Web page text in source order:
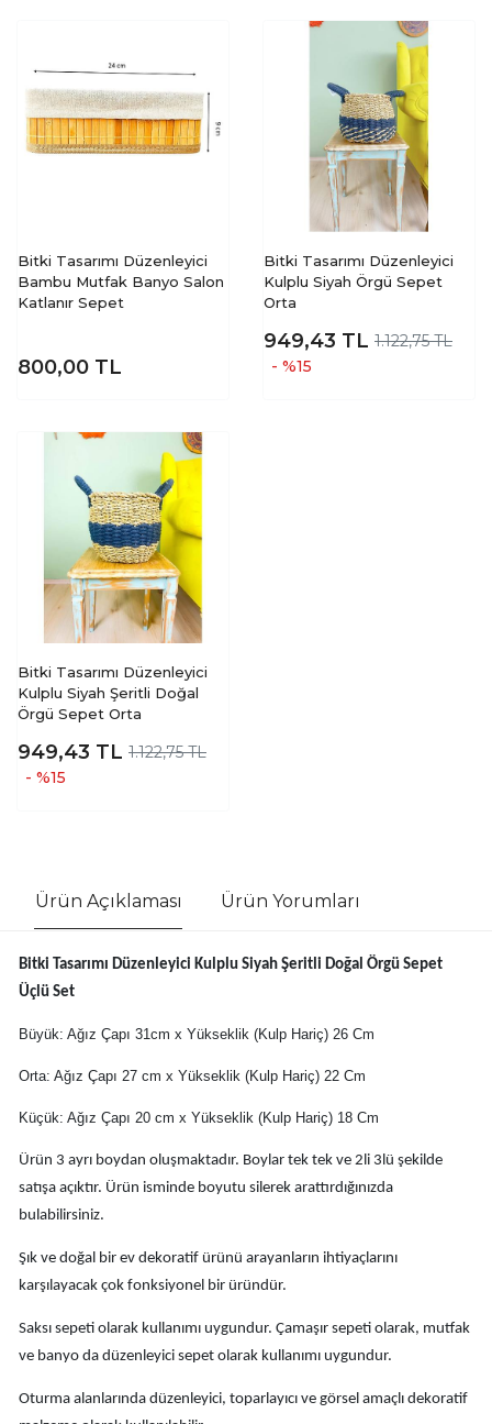
Bitki Tasarımı Düzenleyici
Bambu Mutfak Banyo Salon
Katlanır Sepet
800,00 TL
Bitki Tasarımı Düzenleyici
Kulplu Siyah Örgü Sepet
Orta
949,43 TL 1.122,75 TL
- %15
Bitki Tasarımı Düzenleyici
Kulplu Siyah Şeritli Doğal
Örgü Sepet Orta
949,43 TL 1.122,75 TL
- %15
Ürün Açıklaması Ürün Yorumları
Bitki Tasarımı Düzenleyici Kulplu Siyah Şeritli Doğal Örgü Sepet
Üçlü Set
Büyük: Ağız Çapı 31cm x Yükseklik (Kulp Hariç) 26 Cm
Orta: Ağız Çapı 27 cm x Yükseklik (Kulp Hariç) 22 Cm
Küçük: Ağız Çapı 20 cm x Yükseklik (Kulp Hariç) 18 Cm
Ürün 3 ayrı boydan oluşmaktadır. Boylar tek tek ve 2li 3lü şekilde
satışa açıktır. Ürün isminde boyutu silerek arattırdığınızda
bulabilirsiniz.
Şık ve doğal bir ev dekoratif ürünü arayanların ihtiyaçlarını
karşılayacak çok fonksiyonel bir üründür.
Saksı sepeti olarak kullanımı uygundur. Çamaşır sepeti olarak, mutfak
ve banyo da düzenleyici sepet olarak kullanımı uygundur.
Oturma alanlarında düzenleyici, toparlayıcı ve görsel amaçlı dekoratif